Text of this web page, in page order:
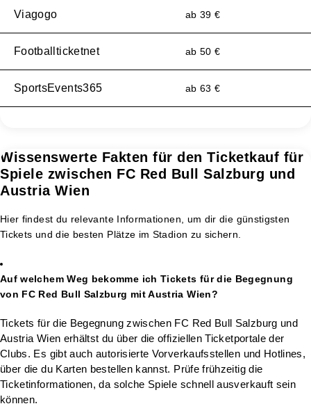
Viagogo ab 39 €
Footballticketnet ab 50 €
SportsEvents365 ab 63 €
Wissenswerte Fakten für den Ticketkauf für
Spiele zwischen FC Red Bull Salzburg und
Austria Wien
Hier findest du relevante Informationen, um dir die günstigsten
Tickets und die besten Plätze im Stadion zu sichern.
Auf welchem Weg bekomme ich Tickets für die Begegnung
von FC Red Bull Salzburg mit Austria Wien?
Tickets für die Begegnung zwischen FC Red Bull Salzburg und
Austria Wien erhältst du über die offiziellen Ticketportale der
Clubs. Es gibt auch autorisierte Vorverkaufsstellen und Hotlines,
über die du Karten bestellen kannst. Prüfe frühzeitig die
Ticketinformationen, da solche Spiele schnell ausverkauft sein
können.